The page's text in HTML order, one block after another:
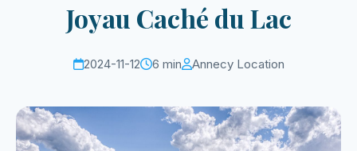
Joyau Caché du Lac
2024-11-12 6 min Annecy Location